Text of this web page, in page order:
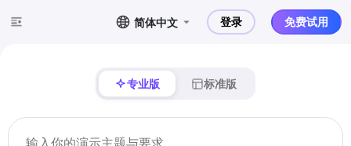
简体中文 登录 免费试用
专业版 标准版